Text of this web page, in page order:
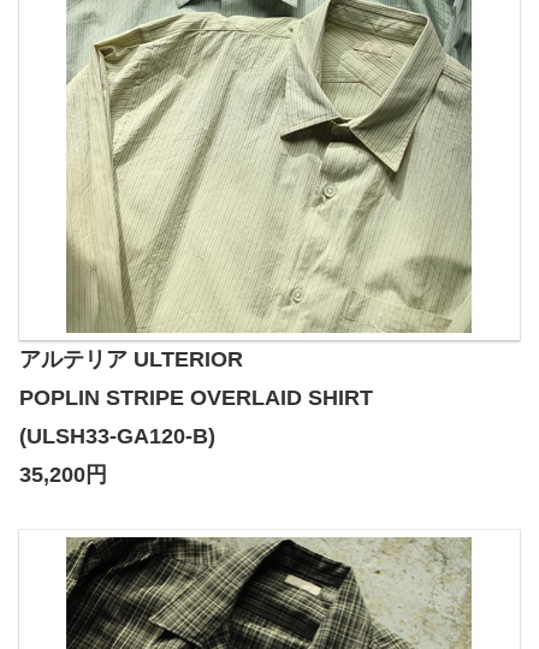
アルテリア ULTERIOR
POPLIN STRIPE OVERLAID SHIRT
(ULSH33-GA120-B)
35,200円